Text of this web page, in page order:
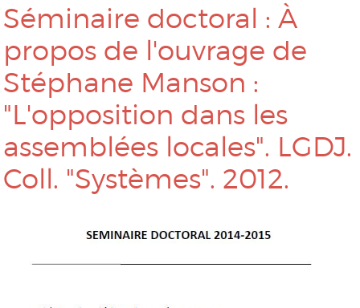
Séminaire doctoral : À
propos de l'ouvrage de
Stéphane Manson :
"L'opposition dans les
assemblées locales". LGDJ.
Coll. "Systèmes". 2012.